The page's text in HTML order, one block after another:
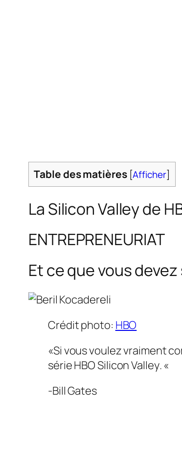
Table des matières [Afficher]
La Silicon Valley de
ENTREPRENEURIAT
Et ce que vous
Crédit photo: HBO
«Si vous voulez vraiment
série HBOSilicon Valley. «
-Bill Gates